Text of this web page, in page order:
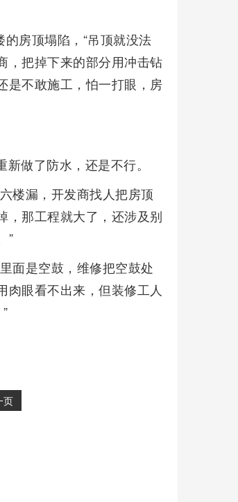
房顶塌陷，“吊顶就没法
，把掉下来的部分用冲击钻
是不敢施工，怕一打眼，房
做了防水，还是不行。
楼漏，开发商找人把房顶
，那工程就大了，还涉及别
”
面是空鼓，维修把空鼓处
眼看不出来，但装修工人
页